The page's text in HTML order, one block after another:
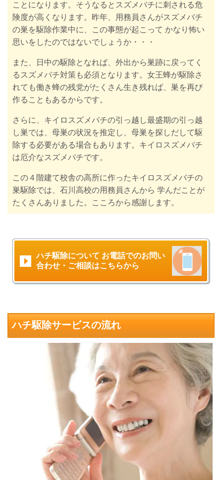
ことになります。そうなるとスズメバチに刺される危
険度が高くなります。昨年、用務員さんがスズメバチ
の巣を駆除作業中に、この事態が起こって かなり怖い
思いをしたのではないでしょうか・・・
また、日中の駆除となれば、外出から巣跡に戻ってく
るスズメバチ対策も必須となります。女王蜂が駆除さ
れても働き蜂の残党がたくさん生き残れば、 巣を再び
作ることもあるからです。
さらに、キイロスズメバチの引っ越し最盛期の引っ越
し巣では、母巣の状況を推定し、母巣を探しだして駆
除する必要がある場合もあります。キイロスズメバチ
は厄介なスズメバチです。
この４階建て校舎の高所に作ったキイロスズメバチの
巣駆除では、石川高校の用務員さんから 学んだことが
たくさんありました。こころから感謝します。
ハチ駆除について お電話でのお問い
合わせ・ご相談はこちらから
ハチ駆除サービスの流れ